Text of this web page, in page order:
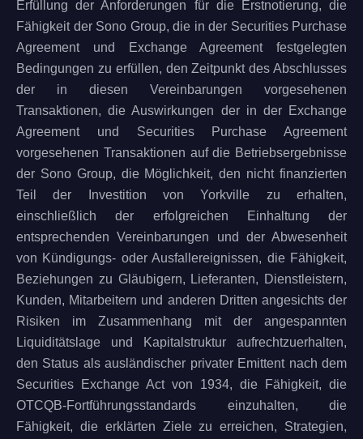
Erfüllung der Anforderungen für die Erstnotierung, die
Fähigkeit der Sono Group, die in der Securities Purchase
Agreement und Exchange Agreement festgelegten
Bedingungen zu erfüllen, den Zeitpunkt des Abschlusses
der in diesen Vereinbarungen vorgesehenen
Transaktionen, die Auswirkungen der in der Exchange
Agreement und Securities Purchase Agreement
vorgesehenen Transaktionen auf die Betriebsergebnisse
der Sono Group, die Möglichkeit, den nicht finanzierten
Teil der Investition von Yorkville zu erhalten,
einschließlich der erfolgreichen Einhaltung der
entsprechenden Vereinbarungen und der Abwesenheit
von Kündigungs- oder Ausfallereignissen, die Fähigkeit,
Beziehungen zu Gläubigern, Lieferanten, Dienstleistern,
Kunden, Mitarbeitern und anderen Dritten angesichts der
Risiken im Zusammenhang mit der angespannten
Liquiditätslage und Kapitalstruktur aufrechtzuerhalten,
den Status als ausländischer privater Emittent nach dem
Securities Exchange Act von 1934, die Fähigkeit, die
OTCQB-Fortführungsstandards einzuhalten, die
Fähigkeit, die erklärten Ziele zu erreichen, Strategien,